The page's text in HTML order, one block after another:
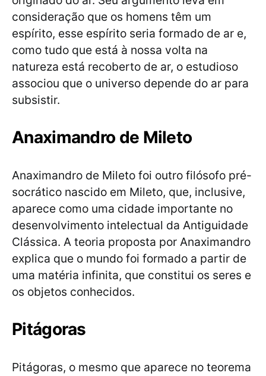
consideração que os homens têm um
espírito, esse espírito seria formado de ar e,
como tudo que está à nossa volta na
natureza está recoberto de ar, o estudioso
associou que o universo depende do ar para
subsistir.
Anaximandro de Mileto
Anaximandro de Mileto foi outro filósofo pré-
socrático nascido em Mileto, que, inclusive,
aparece como uma cidade importante no
desenvolvimento intelectual da Antiguidade
Clássica. A teoria proposta por Anaximandro
explica que o mundo foi formado a partir de
uma matéria infinita, que constitui os seres e
os objetos conhecidos.
Pitágoras
Pitágoras, o mesmo que aparece no teorema